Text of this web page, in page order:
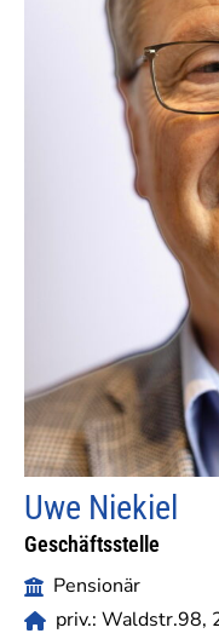
Uwe Niekiel
Geschäftsstelle
Pensionär
priv.: Waldstr.98,